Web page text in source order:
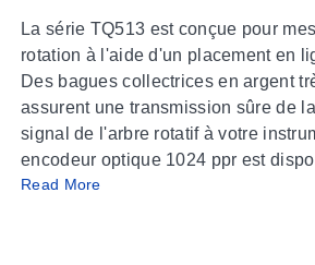
La série TQ513 est conçue pour
rotation à l'aide d'un placement en
Des bagues collectrices en argent
assurent une transmission sûre de
signal de l'arbre rotatif à votre
encodeur optique 1024 ppr est
pour mesurer l'angle ou la vitesse.
Read More